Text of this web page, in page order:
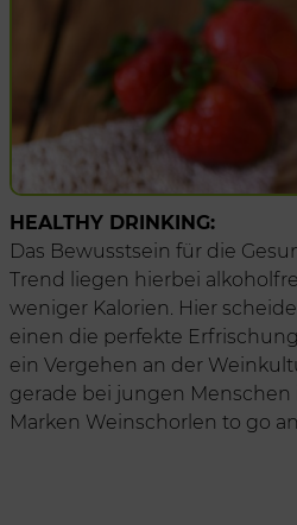
HEALTHY DRINKING:
Das Bewusstsein für die
Trend liegen hierbei
weniger Kalorien. Hier
einen die perfekte
ein Vergehen an der
gerade bei jungen
Marken Weinschorlen to go an.